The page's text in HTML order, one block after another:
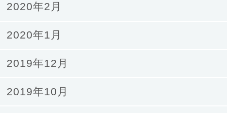
2020年2月
2020年1月
2019年12月
2019年10月